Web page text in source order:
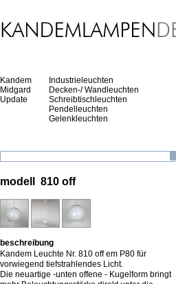
Kandem
Midgard
Update
Industrieleuchten
Decken-/ Wandleuchten
Schreibtischleuchten
Pendelleuchten
Gelenkleuchten
modell 810 off
beschreibung
Kandem Leuchte Nr. 810 off em P80 für
vorwiegend tiefstrahlendes Licht.
Die neuartige -unten offene - Kugelform bringt